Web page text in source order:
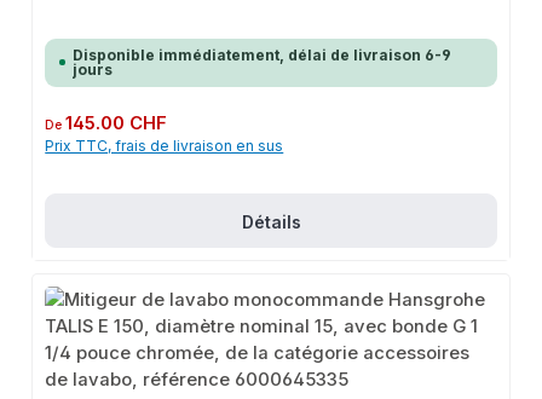
Disponible immédiatement, délai de livraison 6-9
jours
Prix régulier :
De145.00 CHF
Prix TTC, frais de livraison en sus
Détails